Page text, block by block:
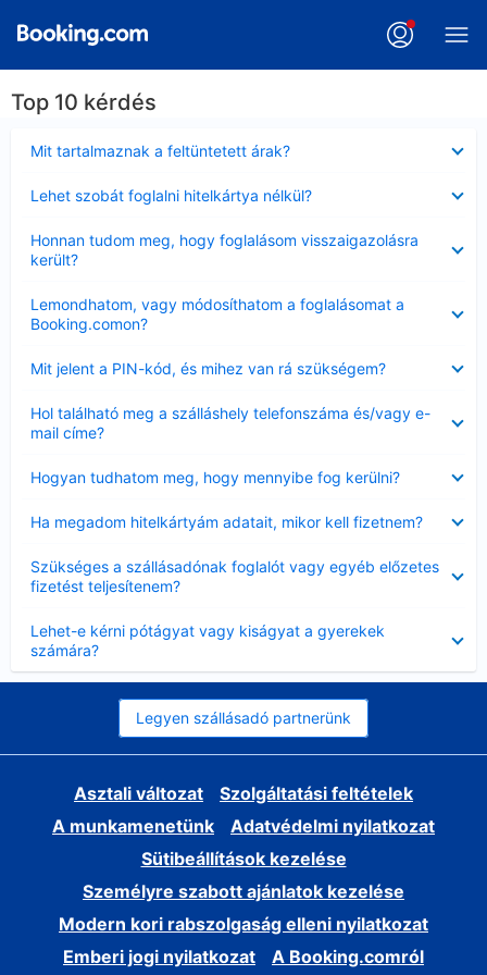
Top 10 kérdés
Mit tartalmaznak a feltüntetett árak?
Lehet szobát foglalni hitelkártya nélkül?
Honnan tudom meg, hogy foglalásom visszaigazolásra
került?
Lemondhatom, vagy módosíthatom a foglalásomat a
Booking.comon?
Mit jelent a PIN-kód, és mihez van rá szükségem?
Hol található meg a szálláshely telefonszáma és/vagy e-
mail címe?
Hogyan tudhatom meg, hogy mennyibe fog kerülni?
Ha megadom hitelkártyám adatait, mikor kell fizetnem?
Szükséges a szállásadónak foglalót vagy egyéb előzetes
fizetést teljesítenem?
Lehet-e kérni pótágyat vagy kiságyat a gyerekek
számára?
Legyen szállásadó partnerünk
Asztali változat
Szolgáltatási feltételek
A munkamenetünk
Adatvédelmi nyilatkozat
Sütibeállítások kezelése
Személyre szabott ajánlatok kezelése
Modern kori rabszolgaság elleni nyilatkozat
Emberi jogi nyilatkozat
A Booking.comról